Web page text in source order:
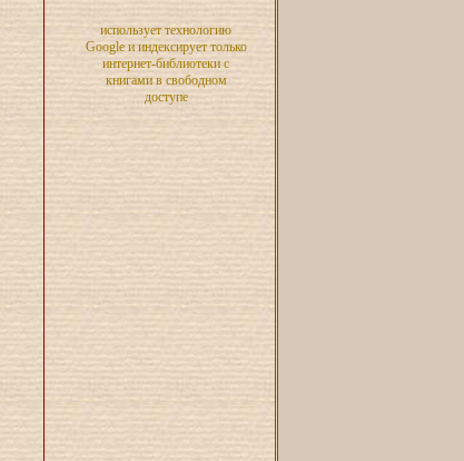
использует технологию
Google и индексирует только
интернет-библиотеки с
книгами в свободном
доступе